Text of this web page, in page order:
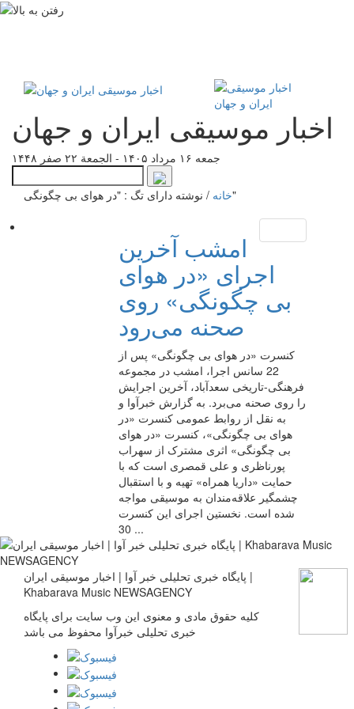
اخبار موسیقی ایران و جهان
جمعه ۱۶ مرداد ۱۴۰۵ - الجمعة ۲۲ صفر ۱۴۴۸
خانه / نوشته دارای تگ : "در هوای بی چگونگی"
امشب آخرین
اجرای «در هوای
بی چگونگی» روی
صحنه می‌رود
کنسرت «در هوای بی چگونگی» پس از
22 سانس اجرا، امشب در مجموعه
فرهنگی-تاریخی سعدآباد، آخرین اجرایش
را روی صحنه می‌برد. به گزارش خبرآوا و
به نقل از روابط عمومی کنسرت «در
هوای بی چگونگی»، کنسرت «در هوای
بی چگونگی» اثری مشترک از سهراب
پورناظری و علی قمصری است که با
حمایت «داریا همراه» تهیه و با استقبال
چشمگیر علاقه‌مندان به موسیقی مواجه
شده است. نخستین اجرای این کنسرت
30 ...
پایگاه خبری تحلیلی خبر آوا | اخبار موسیقی ایران |
Khabarava Music NEWSAGENCY
کلیه حقوق مادی و معنوی این وب سایت برای پایگاه
خبری تحلیلی خبرآوا محفوظ می باشد